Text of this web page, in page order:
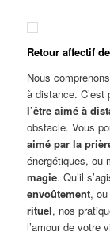
Retouraffectif
Nous
à distance.
l’être aimé à
obstacle. Vous
aimé par la
énergétiques, ou
magie. Qu’il
envoûtement,
rituel, nos
l’amour de votre